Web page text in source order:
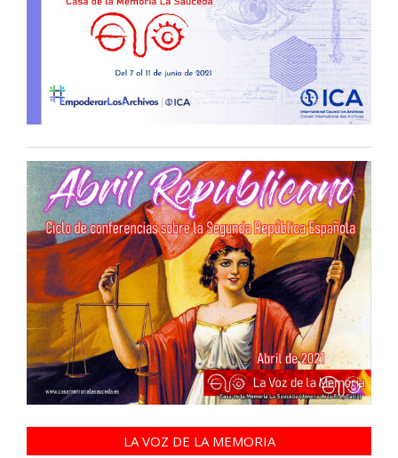
LA VOZ DE LA MEMORIA